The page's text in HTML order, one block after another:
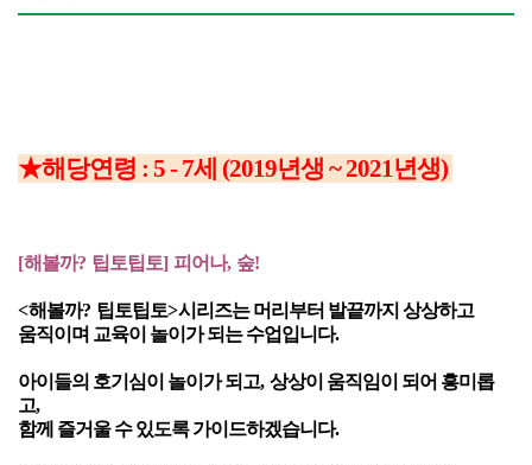
★해당연령 : 5 - 7세 (2019년생 ~ 2021년생)
[해볼까? 팁토팁토] 피어나, 숲!
<해볼까? 팁토팁토>시리즈는 머리부터 발끝까지 상상하고
움직이며 교육이 놀이가 되는 수업입니다.
아이들의 호기심이 놀이가 되고, 상상이 움직임이 되어 흥미롭
고,
함께 즐거울 수 있도록 가이드하겠습니다.